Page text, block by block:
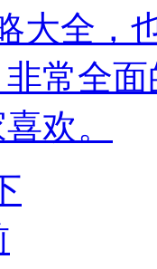
大全，
常全
欢。